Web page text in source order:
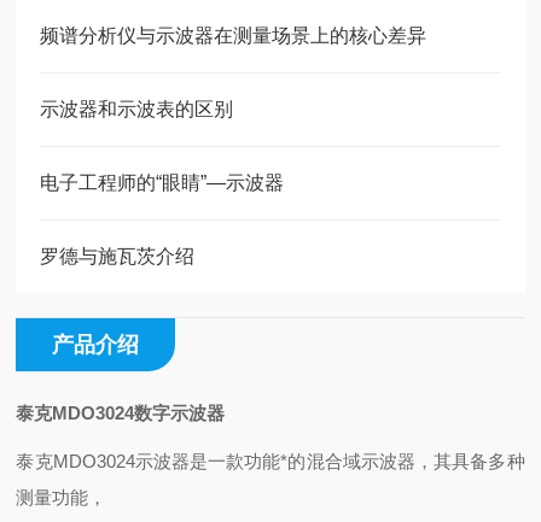
频谱分析仪与示波器在测量场景上的核心差异
示波器和示波表的区别
电子工程师的“眼睛”—示波器
罗德与施瓦茨介绍
产品介绍
泰克MDO3024数字示波器
泰克MDO3024示波器是一款功能*的混合域示波器，其具备多种
测量功能，